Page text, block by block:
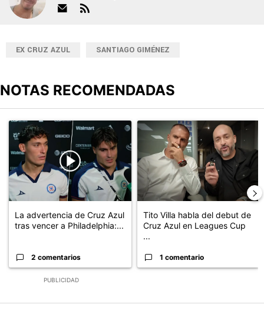
EX CRUZ AZUL SANTIAGO GIMÉNEZ
NOTAS RECOMENDADAS
PUBLICIDAD
Un artículo de tendencia con el título "La advertencia de Cruz
La advertencia de Cruz Azul
tras vencer a Philadelphia:...
2 comentarios
Un artículo de tendencia con el
Tito Villa habla del debut de
Cruz Azul en Leagues Cup
...
1 comentario